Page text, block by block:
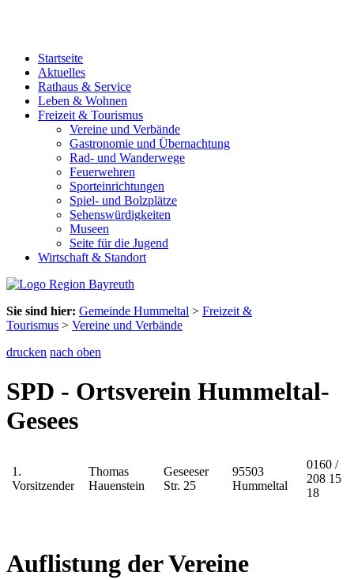
Startseite
Aktuelles
Rathaus & Service
Leben & Wohnen
Freizeit & Tourismus
Vereine und Verbände
Gastronomie und Übernachtung
Rad- und Wanderwege
Feuerwehren
Sporteinrichtungen
Spiel- und Bolzplätze
Sehenswürdigkeiten
Museen
Seite für die Jugend
Wirtschaft & Standort
Sie sind hier: Gemeinde Hummeltal > Freizeit &
Tourismus > Vereine und Verbände
drucken nach oben
SPD - Ortsverein Hummeltal-
Gesees
1.
Vorsitzender
Thomas
Hauenstein
Geseeser
Str. 25
95503
Hummeltal
0160 /
208 15
18
Auflistung der Vereine